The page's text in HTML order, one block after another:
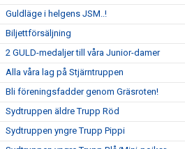
Guldläge i helgens JSM..!
Biljettförsäljning
2 GULD-medaljer till våra Junior-damer
Alla våra lag på Stjärntruppen
Bli föreningsfadder genom Gräsroten!
Sydtruppen äldre Trupp Röd
Sydtruppen yngre Trupp Pippi